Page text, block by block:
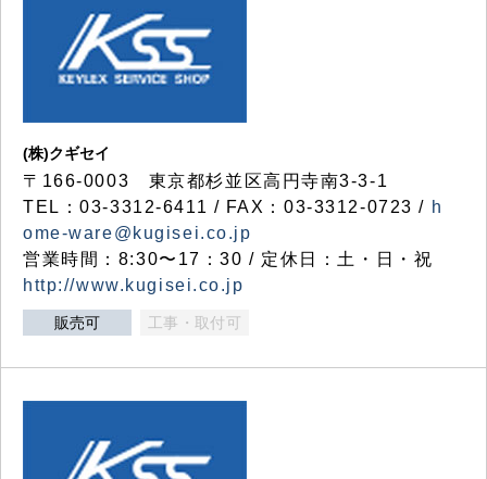
(株)クギセイ
〒166-0003 東京都杉並区高円寺南3-3-1
TEL：03-3312-6411 / FAX：03-3312-0723 / h
ome-ware@kugisei.co.jp
営業時間：8:30〜17：30 / 定休日：土・日・祝
http://www.kugisei.co.jp
販売可 工事・取付可